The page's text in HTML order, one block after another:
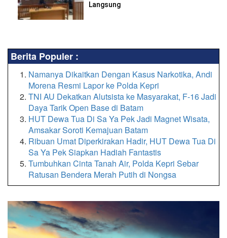
Langsung
Berita Populer :
Namanya Dikaitkan Dengan Kasus Narkotika, Andi
Morena Resmi Lapor ke Polda Kepri
TNI AU Dekatkan Alutsista ke Masyarakat, F-16 Jadi
Daya Tarik Open Base di Batam
HUT Dewa Tua Di Sa Ya Pek Jadi Magnet Wisata,
Amsakar Soroti Kemajuan Batam
Ribuan Umat Diperkirakan Hadir, HUT Dewa Tua Di
Sa Ya Pek Siapkan Hadiah Fantastis
Tumbuhkan Cinta Tanah Air, Polda Kepri Sebar
Ratusan Bendera Merah Putih di Nongsa